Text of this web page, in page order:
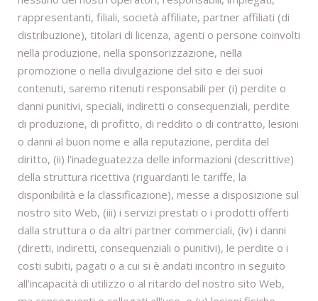
rappresentanti, filiali, società affiliate, partner affiliati (di
distribuzione), titolari di licenza, agenti o persone coinvolti
nella produzione, nella sponsorizzazione, nella
promozione o nella divulgazione del sito e dei suoi
contenuti, saremo ritenuti responsabili per (i) perdite o
danni punitivi, speciali, indiretti o consequenziali, perdite
di produzione, di profitto, di reddito o di contratto, lesioni
o danni al buon nome e alla reputazione, perdita del
diritto, (ii) l’inadeguatezza delle informazioni (descrittive)
della struttura ricettiva (riguardanti le tariffe, la
disponibilità e la classificazione), messe a disposizione sul
nostro sito Web, (iii) i servizi prestati o i prodotti offerti
dalla struttura o da altri partner commerciali, (iv) i danni
(diretti, indiretti, consequenziali o punitivi), le perdite o i
costi subiti, pagati o a cui si è andati incontro in seguito
all’incapacità di utilizzo o al ritardo del nostro sito Web,